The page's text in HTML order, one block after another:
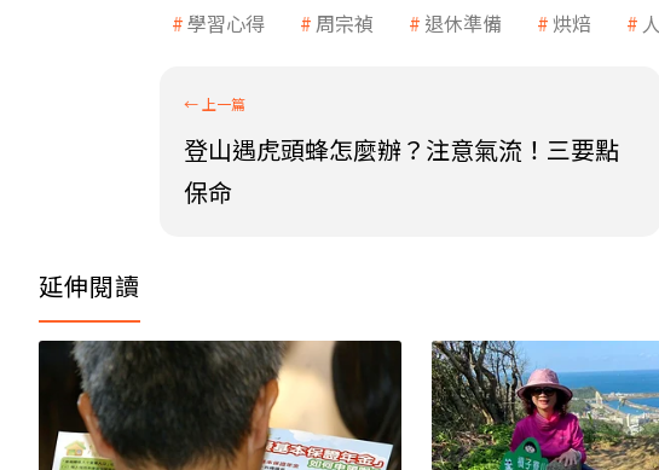
學習心得 周宗禎 退休準備 烘焙
登山遇虎頭蜂怎麼辦？注意氣流！三要點
保命
延伸閱讀